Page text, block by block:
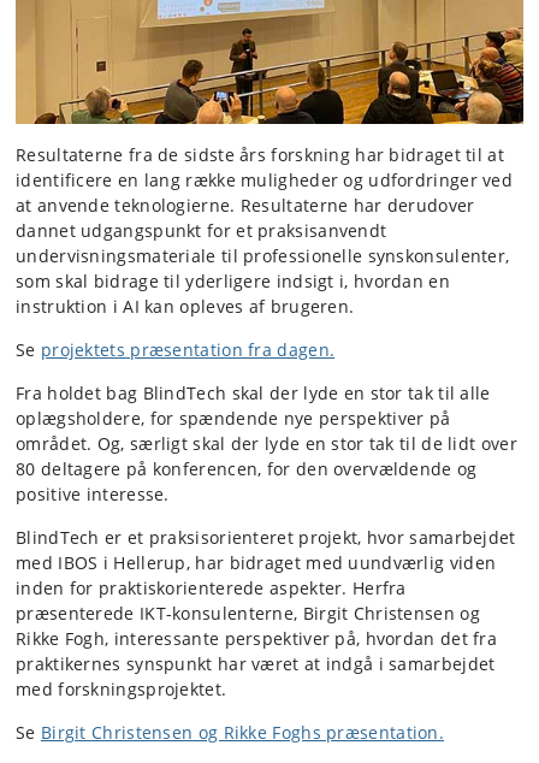
Resultaterne fra de sidste års forskning har bidraget til at
identificere en lang række muligheder og udfordringer ved
at anvende teknologierne. Resultaterne har derudover
dannet udgangspunkt for et praksisanvendt
undervisningsmateriale til professionelle synskonsulenter,
som skal bidrage til yderligere indsigt i, hvordan en
instruktion i AI kan opleves af brugeren.
Se projektets præsentation fra dagen.
Fra holdet bag BlindTech skal der lyde en stor tak til alle
oplægsholdere, for spændende nye perspektiver på
området. Og, særligt skal der lyde en stor tak til de lidt over
80 deltagere på konferencen, for den overvældende og
positive interesse.
BlindTech er et praksisorienteret projekt, hvor samarbejdet
med IBOS i Hellerup, har bidraget med uundværlig viden
inden for praktiskorienterede aspekter. Herfra
præsenterede IKT-konsulenterne, Birgit Christensen og
Rikke Fogh, interessante perspektiver på, hvordan det fra
praktikernes synspunkt har været at indgå i samarbejdet
med forskningsprojektet.
Se Birgit Christensen og Rikke Foghs præsentation.